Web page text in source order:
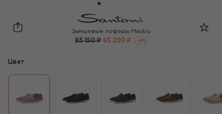
Santoni
Замшевые лоферы Malibu
93 150 ₽ 65 200 ₽ -30%
Цвет